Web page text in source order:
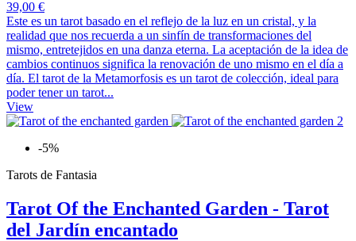
39,00 €
Este es un tarot basado en el reflejo de la luz en un cristal, y la
realidad que nos recuerda a un sinfín de transformaciones del
mismo, entretejidos en una danza eterna. La aceptación de la idea de
cambios continuos significa la renovación de uno mismo en el día a
día. El tarot de la Metamorfosis es un tarot de colección, ideal para
poder tener un tarot...
View
-5%
Tarots de Fantasia
Tarot Of the Enchanted Garden - Tarot
del Jardín encantado